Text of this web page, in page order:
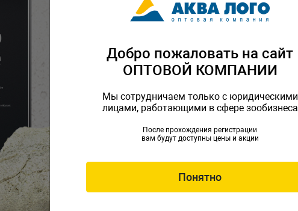
Добро пожаловать на сайт
ОПТОВОЙ КОМПАНИИ
Мы сотрудничаем только с юридическими
лицами, работающими в сфере зообизнеса
После прохождения регистрации
вам будут доступны цены и акции
Понятно